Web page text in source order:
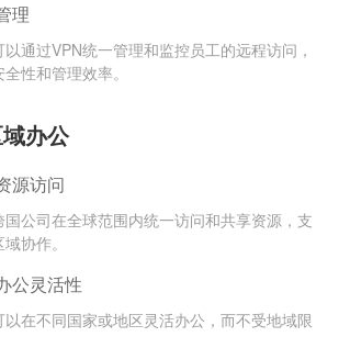
理
以通过VPN统一管理和监控员工的远程访问，
性和管理效率。
办公
源访问
国公司在全球范围内统一访问和共享资源，支
协作。
公灵活性
以在不同国家或地区灵活办公，而不受地域限